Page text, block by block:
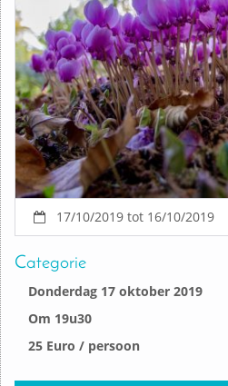
17/10/2019 tot 16/10/2019
Categorie
Donderdag 17 oktober 2019
Om 19u30
25 Euro / persoon